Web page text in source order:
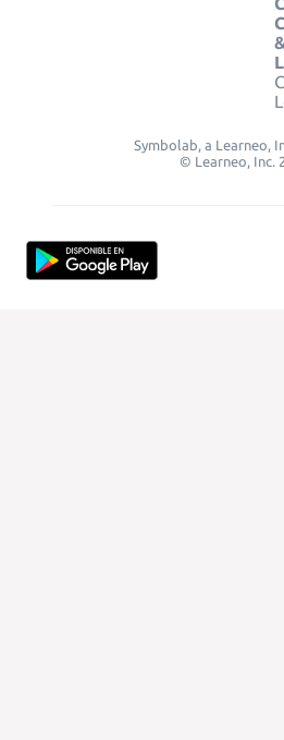
Symbolab, a Learneo,
© Learneo, Inc.